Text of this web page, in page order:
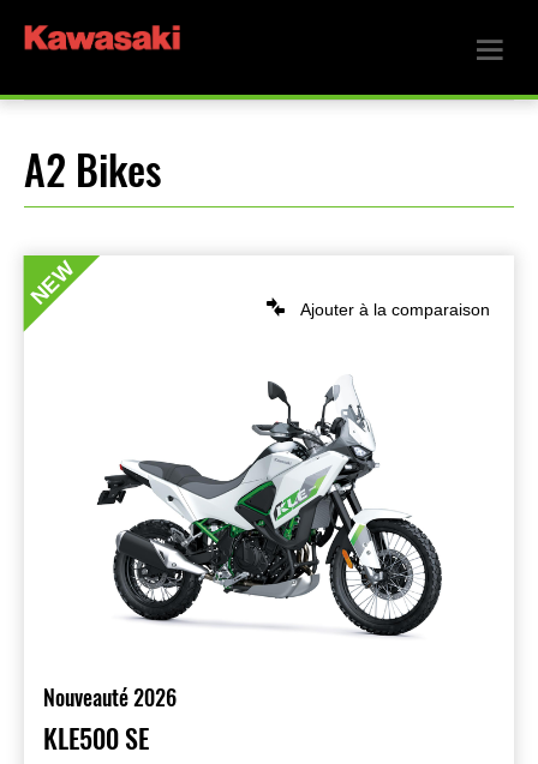
A2 Bikes
Ajouter à la comparaison
Nouveauté 2026
KLE500 SE
NEW